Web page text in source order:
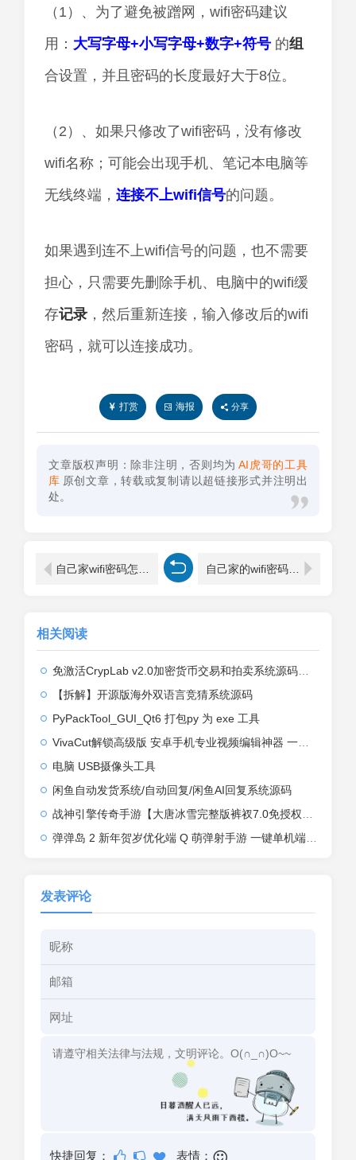
（1）、为了避免被蹭网，wifi密码建议
用： 大写字母+小写字母+数字+符号 的组
合设置，并且密码的长度最好大于8位。
（2）、如果只修改了wifi密码，没有修改
wifi名称；可能会出现手机、笔记本电脑等
无线终端， 连接不上wifi信号的问题。
如果遇到连不上wifi信号的问题，也不需要
担心，只需要先删除手机、电脑中的wifi缓
存记录 ，然后重新连接，输入修改后的wifi
密码，就可以连接成功。
打赏 海报 分享
文章版权声明：除非注明，否则均为 AI虎哥的工具
库 原创文章，转载或复制请以超链接形式并注明出
处。
自己家wifi密码怎么改【图】 自己家的wifi密码怎么改最简单方法【图】
相关阅读
免激活CrypLab v2.0加密货币交易和拍卖系统源码，前台新增中文后台全部汉化
【拆解】开源版海外双语言竞猜系统源码
PyPackTool_GUI_Qt6 打包py 为 exe 工具
VivaCut解锁高级版 安卓手机专业视频编辑神器 一键式AI加持
电脑 USB摄像头工具
闲鱼自动发货系统/自动回复/闲鱼AI回复系统源码
战神引擎传奇手游【大唐冰雪完整版裤衩7.0免授权】2026整理特色服务端+寒冬之城+万象古城+天威大陆+大唐盛世【站长亲测】
弹弹岛 2 新年贺岁优化端 Q 萌弹射手游 一键单机端 + Linux 手工端 + GM 后台 + 安卓 iOS 双端带教程
发表评论
快捷回复： 表情：